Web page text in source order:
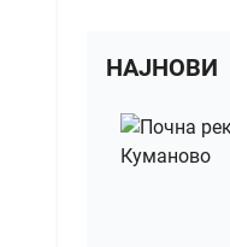
НАЈНОВИ